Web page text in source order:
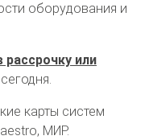
оборудования и
рассрочку или
карты систем
МИР.